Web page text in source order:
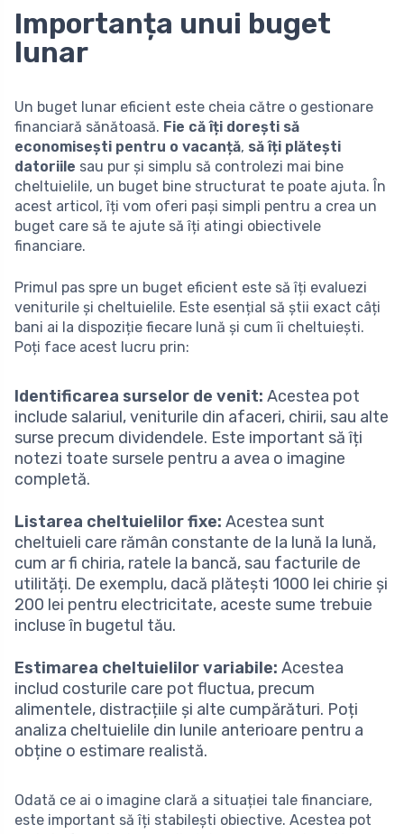
Importanța unui buget
lunar
Un buget lunar eficient este cheia către o gestionare
financiară sănătoasă. Fie că îți dorești să
economisești pentru o vacanță, să îți plătești
datoriile sau pur și simplu să controlezi mai bine
cheltuielile, un buget bine structurat te poate ajuta. În
acest articol, îți vom oferi pași simpli pentru a crea un
buget care să te ajute să îți atingi obiectivele
financiare.
Primul pas spre un buget eficient este să îți evaluezi
veniturile și cheltuielile. Este esențial să știi exact câți
bani ai la dispoziție fiecare lună și cum îi cheltuiești.
Poți face acest lucru prin:
Identificarea surselor de venit: Acestea pot
include salariul, veniturile din afaceri, chirii, sau alte
surse precum dividendele. Este important să îți
notezi toate sursele pentru a avea o imagine
completă.
Listarea cheltuielilor fixe: Acestea sunt
cheltuieli care rămân constante de la lună la lună,
cum ar fi chiria, ratele la bancă, sau facturile de
utilități. De exemplu, dacă plătești 1000 lei chirie și
200 lei pentru electricitate, aceste sume trebuie
incluse în bugetul tău.
Estimarea cheltuielilor variabile: Acestea
includ costurile care pot fluctua, precum
alimentele, distracțiile și alte cumpărături. Poți
analiza cheltuielile din lunile anterioare pentru a
obține o estimare realistă.
Odată ce ai o imagine clară a situației tale financiare,
este important să îți stabilești obiective. Acestea pot